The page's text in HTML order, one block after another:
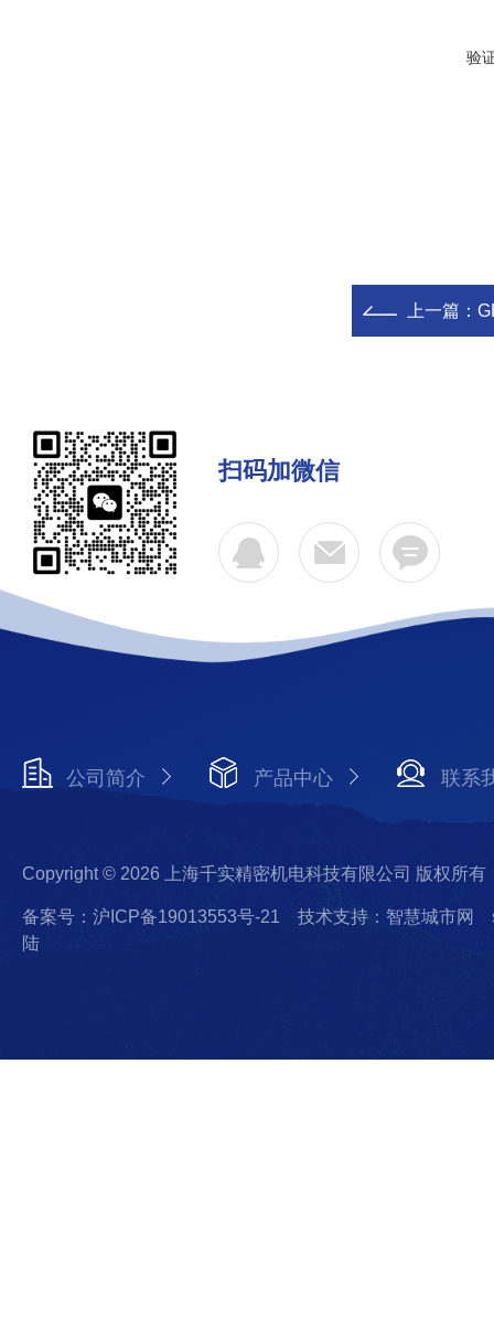
验
上一篇：
扫码加微信
公司简介 产品中心 联系
Copyright © 2026 上海千实精密机电科技有限公司 版权所有
备案号：沪ICP备19013553号-21 技术支持：智慧城市网
陆